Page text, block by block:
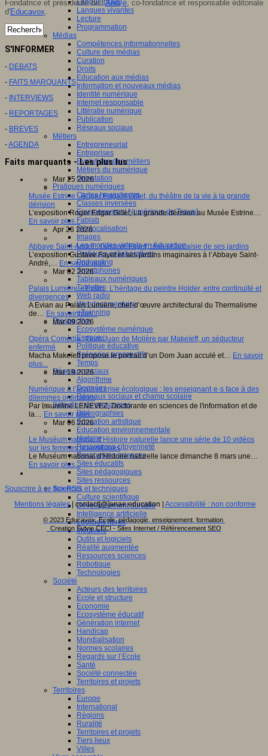
Langue orale
Langues vivantes
Lecture
Programmation
Médias
Compétences informationnelles
Culture des médias
Curation
Droits
Education aux médias
Information et nouveaux médias
Identité numérique
Internet responsable
Littératie numérique
Publication
Réseaux sociaux
Métiers
Entrepreneuriat
Entreprises
Evolutions des métiers
Métiers du numérique
Orientation
Pratiques numériques
Cartes heuristiques
Classes inversées
Environnement Numérique de Travail
Fablab
Géolocalisation
Images
Les mondes virtuels en éducation
Pratiques collaboratives
Podcasting
Smartphones
Tableaux numériques
Tablettes
Web radio
Webdocumentaire
eTwinning
Prospective
Ecosystème numérique
Espaces
Politique éducative
Scénarios prospectifs
Temps
Réseaux sociaux
Algorithme
Données
Réseaux sociaux et champ scolaire
Sélection de ressources
Bibliographies
Education artistique
Education environnementale
Histoire
Ressources citoyenneté
Ressources sciences
Sites éducatifs
Sites pédagogiques
Sites ressources
Sciences et techniques
Culture scientifique
Développement durable
Intelligence artificielle
Logiciels libres
Métavers
Outils et logiciels
Réalité augmentée
Ressources sciences
Robotique
Technologies
Société
Acteurs des territoires
Ecole et structure
Economie
Ecosystème éducatif
Génération internet
Handicap
Mondialisation
Normes scolaires
Regards sur l’Ecole
Santé
Société connectée
Territoires et projets
Territoires
Europe
International
Régions
Ruralité
Territoires et projets
Tiers lieux
Villes
Fondatrice et présidente de l’An@é, co-fondatrice et responsable éditoriale
d'Educavox.
S'INFORMER
- DEBATS
- FAITS MARQUANTS
- INTERVIEWS
- REPORTAGES
- BREVES
-AGENDA
Faits marquants - Les plus lus
Mar 25 2026
Musée Estrine : Roger Edgard Gillet, du théâtre de la vie à la grande
dérision
L’exposition Roger Edgar Gillet, La grande dérision au Musée Estrine…
En savoir plus...
Apr 26 2026
Abbaye Saint-André : Gustave Fayet, rêve et fantaisie de ses jardins
L’exposition Gustave Fayet et ses jardins imaginaires à l’Abbaye Saint-
André,… En savoir plus...
Mar 02 2026
Palais Lumière – Evian : L’héritage du peintre Holder, entre continuité et
divergences
A Evian au Palais Lumière, chef-d’œuvre architectural du Thermalisme
de… En savoir plus...
Mar 09 2026
Opéra Comédie : Dom Juan de Molière par Makeïeff, un séducteur
enfermé
Macha Makeïeff propose le portrait d’un Dom Juan acculé et… En savoir
plus...
Mar 19 2026
Numérique à l’école et crise écologique : les enseignant·e·s face à des
dilemmes ordinaires
Par Laureline LENEVEZ, Doctorante en sciences de l'information et de
la… En savoir plus...
Mar 06 2026
Le Muséum national d’Histoire naturelle lance une série de 10 vidéos
sur les femmes scientifiques
Le Muséum national d’Histoire naturelle lance dimanche 8 mars une…
En savoir plus...
Souscrire à ce flux RSS
Mentions légales| contact[@]anae.education | Accessibilité : non conforme
© 2023 Educavox, Ecole, pédagogie, enseignement, formation
Creation Sylvie CECI - Sites Internet / Référencement SEO